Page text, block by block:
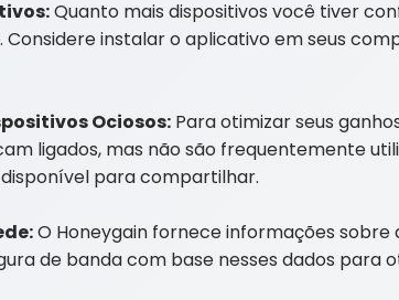
Quanto mais dispositivos você tiver
instalar o aplicativo em seus
Ociosos: Para otimizar seus
ligados, mas não são frequentemente
para compartilhar.
O Honeygain fornece informações sobre
de banda com base nesses dados para